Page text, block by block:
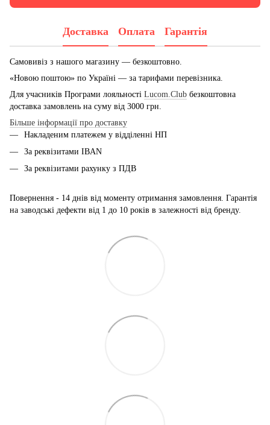
Доставка Оплата Гарантія
Самовивіз з нашого магазину — безкоштовно.
«Новою поштою» по Україні — за тарифами перевізника.
Для учасників Програми лояльності Lucom.Club безкоштовна
доставка замовлень на суму від 3000 грн.
Більше інформації про доставку
Накладеним платежем у відділенні НП
За реквізитами IBAN
За реквізитами рахунку з ПДВ
Повернення - 14 днів від моменту отримання замовлення. Гарантія
на заводські дефекти від 1 до 10 років в залежності від бренду.